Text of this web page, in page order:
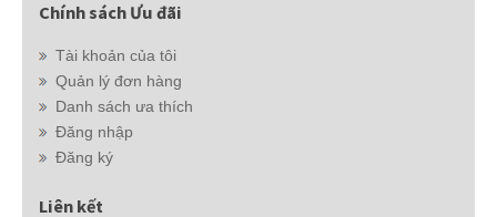
Chính sách Ưu đãi
Tài khoản của tôi
Quản lý đơn hàng
Danh sách ưa thích
Đăng nhập
Đăng ký
Liên kết